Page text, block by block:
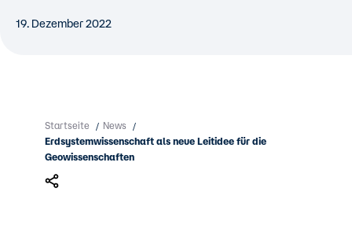
19. Dezember 2022
Startseite / News /
Erdsystemwissenschaft als neue Leitidee für die
Geowissenschaften